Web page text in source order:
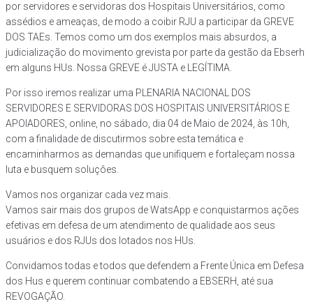
por servidores e servidoras dos Hospitais Universitários, como
assédios e ameaças, de modo a coibir RJU a participar da GREVE
DOS TAEs. Temos como um dos exemplos mais absurdos, a
judicialização do movimento grevista por parte da gestão da Ebserh
em alguns HUs. Nossa GREVE é JUSTA e LEGÍTIMA.
Por isso iremos realizar uma PLENARIA NACIONAL DOS
SERVIDORES E SERVIDORAS DOS HOSPITAIS UNIVERSITÁRIOS E
APOIADORES, online, no sábado, dia 04 de Maio de 2024, às 10h,
com a finalidade de discutirmos sobre esta temática e
encaminharmos as demandas que unifiquem e fortaleçam nossa
luta e busquem soluçôes.
Vamos nos organizar cada vez mais.
Vamos sair mais dos grupos de WatsApp e conquistarmos ações
efetivas em defesa de um atendimento de qualidade aos seus
usuários e dos RJUs dos lotados nos HUs.
Convidamos todas e todos que defendem a Frente Única em Defesa
dos Hus e querem continuar combatendo a EBSERH, até sua
REVOGAÇÃO.